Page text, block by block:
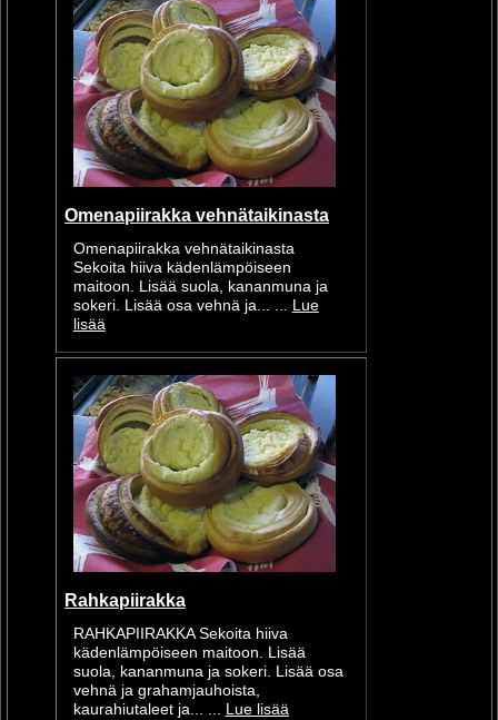
Omenapiirakka vehnätaikinasta
Omenapiirakka vehnätaikinasta
Sekoita hiiva kädenlämpöiseen
maitoon. Lisää suola, kananmuna ja
sokeri. Lisää osa vehnä ja... ... Lue
lisää
Rahkapiirakka
RAHKAPIIRAKKA Sekoita hiiva
kädenlämpöiseen maitoon. Lisää
suola, kananmuna ja sokeri. Lisää osa
vehnä ja grahamjauhoista,
kaurahiutaleet ja... ... Lue lisää